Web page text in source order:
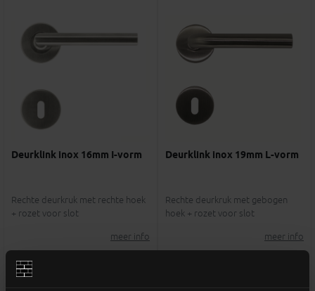
Deurklink inox 16mm I-vorm
Rechte deurkruk met rechte hoek
+ rozet voor slot
meer info
€ 41,00
Deurklink inox 19mm L-vorm
Rechte deurkruk met gebogen
hoek + rozet voor slot
meer info